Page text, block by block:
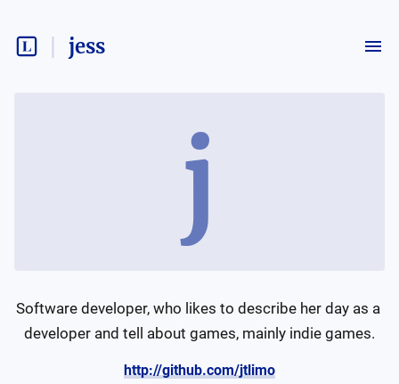
jess
j
Software developer, who likes to describe her day as a
http://github.com/jtlimo